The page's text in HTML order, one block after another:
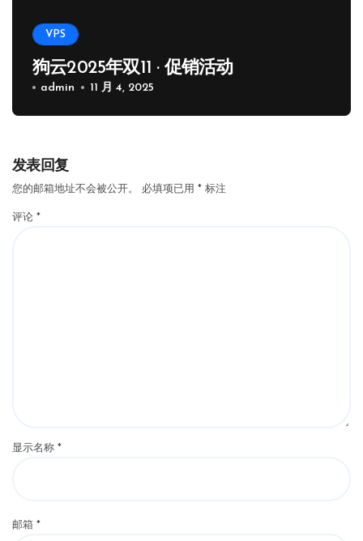
VPS
狗云2025年双11 · 促销活动
admin 11 月 4, 2025
发表回复
您的邮箱地址不会被公开。 必填项已用 * 标注
评论 *
显示名称 *
邮箱 *